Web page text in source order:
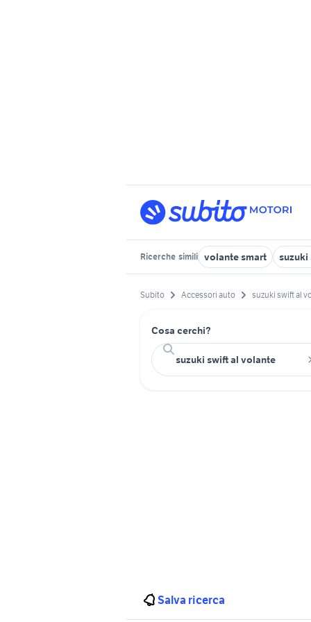
Ricerche simili volante smart suzuki
Subito Accessori auto suzuki swift al
Cosa cerchi?
Salva ricerca